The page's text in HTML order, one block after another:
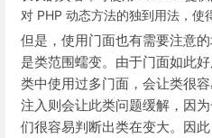
对 PHP 动态方法的独到用法，使
但是，使用门面也有需要注意
是类范围蠕变。由于门面如此
类中使用过多门面，会让类很
注入则会让此类问题缓解，因
们很容易判断出类在变大。因